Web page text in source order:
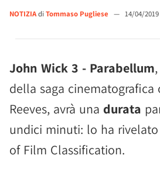
NOTIZIAdi Tommaso Pugliese — 14/04/2019
John Wick 3 - Parabellum
della saga cinematografica
Reeves, avrà una durata
undici minuti: lo ha
of Film Classification.